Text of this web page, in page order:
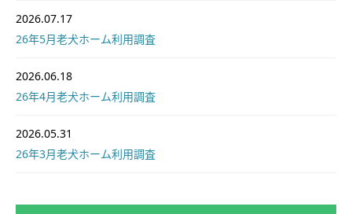
2026.07.17
26年5月老犬ホーム利用調査
2026.06.18
26年4月老犬ホーム利用調査
2026.05.31
26年3月老犬ホーム利用調査